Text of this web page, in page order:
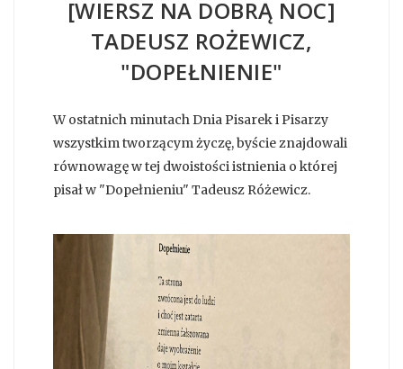
[WIERSZ NA DOBRĄ NOC]
TADEUSZ ROŻEWICZ,
"DOPEŁNIENIE"
W ostatnich minutach Dnia Pisarek i Pisarzy
wszystkim tworzącym życzę, byście znajdowali
równowagę w tej dwoistości istnienia o której
pisał w "Dopełnieniu" Tadeusz Różewicz.